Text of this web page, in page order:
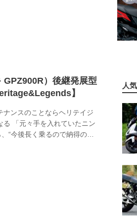
重ねる本シリーズ。2026年
インナップされています。こ
）後継発展型
】
ンスのことならヘリテイジ
る 「元々手を入れていたニン
“今後長く乗るので納得のい
ンクチュアリー･コウガの立
なかったんですけど、結果
た」 フォーミュラパッケ